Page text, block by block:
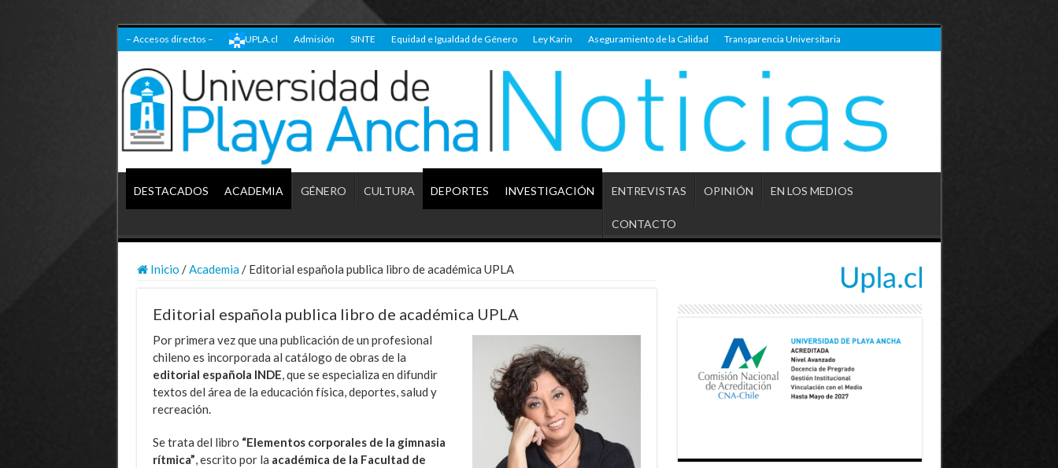
– Accesos directos – UPLA.cl Admisión SINTE Equidad e Igualdad de Género Ley Karin Aseguramiento de la Calidad Transparencia Universitaria
DESTACADOS ACADEMIA GÉNERO CULTURA DEPORTES INVESTIGACIÓN ENTREVISTAS OPINIÓN EN LOS MEDIOS
CONTACTO
Inicio / Academia / Editorial española publica libro de académica UPLA
Editorial española publica libro de académica UPLA
Por primera vez que una publicación de un profesional
chileno es incorporada al catálogo de obras de la
editorial española INDE , que se especializa en difundir
textos del área de la educación física, deportes, salud y
recreación.
Se trata del libro “Elementos corporales de la gimnasia
rítmica” , escrito por la académica de la Facultad de